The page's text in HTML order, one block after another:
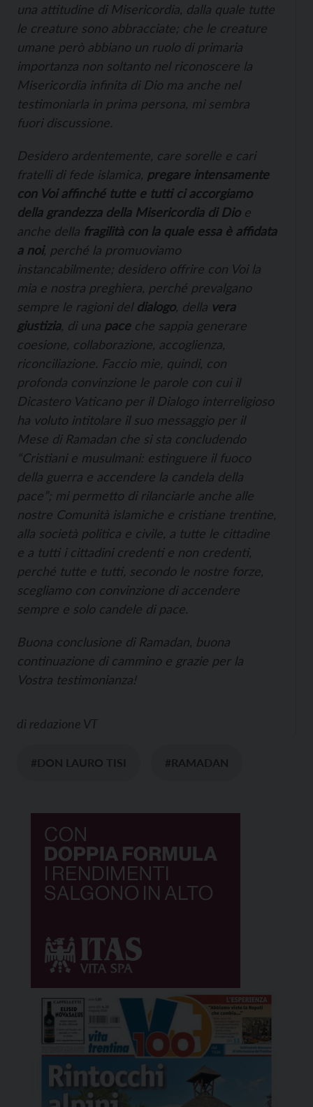
una attitudine di Misericordia, dalla quale tutte
le creature sono abbracciate; che le creature
umane però abbiano un ruolo di primaria
importanza non soltanto nel riconoscere la
Misericordia infinita di Dio ma anche nel
testimoniarla in prima persona, mi sembra
fuori discussione.
Desidero ardentemente, care sorelle e cari
fratelli di fede islamica, pregare intensamente
con Voi affinché tutte e tutti ci accorgiamo
della grandezza della Misericordia di Dioe
anche della fragilità con la quale essa è affidata
a noi, perché la promuoviamo
instancabilmente; desidero offrire con Voi la
mia e nostra preghiera, perché prevalgano
sempre le ragioni del dialogo, della vera
giustizia, di una paceche sappia generare
coesione, collaborazione, accoglienza,
riconciliazione. Faccio mie, quindi, con
profonda convinzione le parole con cui il
Dicastero Vaticano per il Dialogo interreligioso
ha voluto intitolare il suo messaggio per il
Mese di Ramadan che si sta concludendo
“Cristiani e musulmani: estinguere il fuoco
della guerra e accendere la candela della
pace”; mi permetto di rilanciarle anche alle
nostre Comunità islamiche e cristiane trentine,
alla società politica e civile, a tutte le cittadine
e a tutti i cittadini credenti e non credenti,
perché tutte e tutti, secondo le nostre forze,
scegliamo con convinzione di accendere
sempre e solo candele di pace.
Buona conclusione di Ramadan, buona
continuazione di cammino e grazie per la
Vostra testimonianza!
di redazione VT
#DON LAURO TISI #RAMADAN